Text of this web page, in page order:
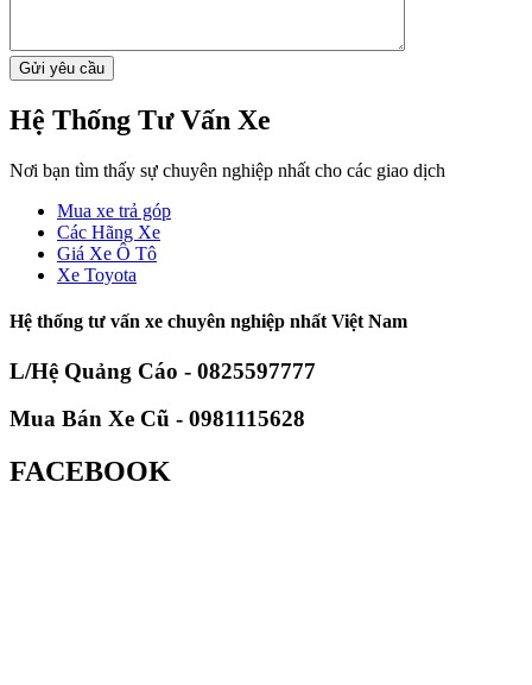
Hệ Thống Tư Vấn Xe
Nơi bạn tìm thấy sự chuyên nghiệp nhất cho các giao dịch
Mua xe trả góp
Các Hãng Xe
Giá Xe Ô Tô
Xe Toyota
Hệ thống tư vấn xe chuyên nghiệp nhất Việt Nam
L/Hệ Quảng Cáo - 0825597777
Mua Bán Xe Cũ - 0981115628
FACEBOOK